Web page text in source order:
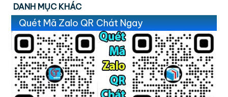
DANH MỤC KHÁC
Quét Mã Zalo QR Chát Ngay